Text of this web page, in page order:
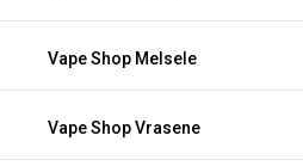
Vape Shop Melsele
Vape Shop Vrasene